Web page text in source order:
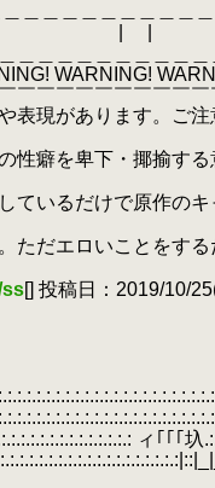
＿＿＿＿＿＿＿＿＿＿
WARNING!
￣￣￣￣￣￣￣￣￣
表現があります。ご注
性癖を卑下・揶揄する
ているだけで原作のキ
ただエロいことをする
[] 投稿日：2019/10/
ィ｢｢｢圦